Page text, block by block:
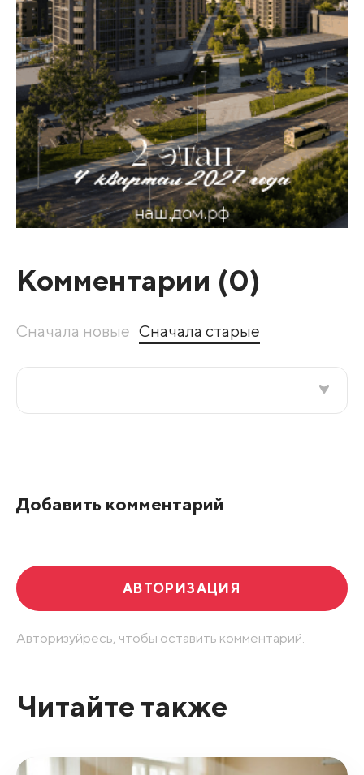
Комментарии (0)
Сначала новые Сначала старые
Добавить комментарий
АВТОРИЗАЦИЯ
Авторизуйресь, чтобы оставить комментарий.
Читайте также